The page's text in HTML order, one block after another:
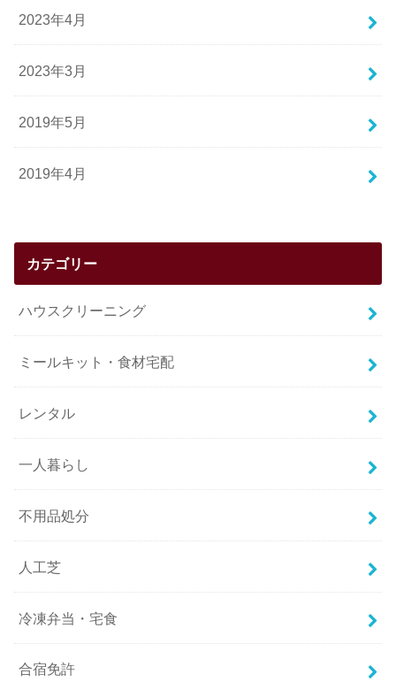
2023年4月
2023年3月
2019年5月
2019年4月
カテゴリー
ハウスクリーニング
ミールキット・食材宅配
レンタル
一人暮らし
不用品処分
人工芝
冷凍弁当・宅食
合宿免許